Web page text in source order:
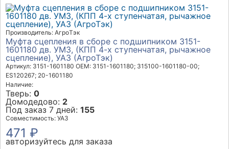
Производитель: АгроТэк
Муфта сцепления в сборе с подшипником 3151-
1601180 дв. УМЗ, (КПП 4-х ступенчатая, рычажное
сцепление), УАЗ (АгроТэк)
Артикул: 3151-1601180 OEM: 3151-1601180; 315100-1601180-00;
ES120267; 20-1601180
Наличие:
Тверь: 0
Домодедово: 2
Под заказ 7 дней: 155
Совместимость: УАЗ
471 ₽
авторизуйтесь для заказа